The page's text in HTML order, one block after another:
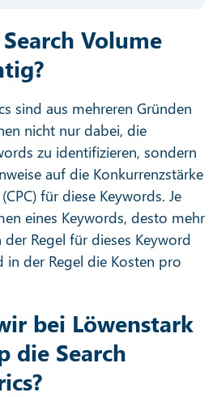
Volume
sind aus mehreren Gründen
nicht nur dabei, die
zu identifizieren, sondern
auf die Konkurrenzstärke
für diese Keywords. Je
eines Keywords, desto mehr
Regel für dieses Keyword
der Regel die Kosten pro
bei Löwenstark
die Search